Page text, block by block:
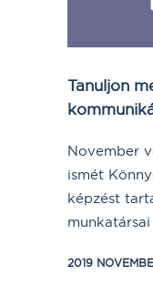
Tanuljon
November
ismét
képzést
2019